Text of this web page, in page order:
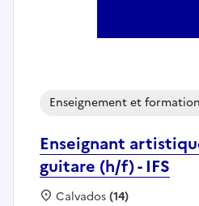
Enseignant
guitare (h/f) - IFS
Enseignement et formation
Localisation :
Calvados(14)